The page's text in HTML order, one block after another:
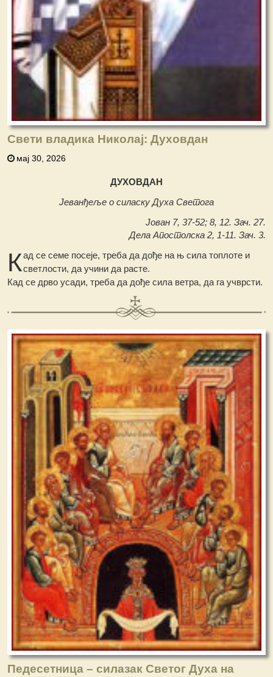
Свети владика Николај: Духовдан
мај 30, 2026
ДУХОВДАН
Јеванђеље о силаску Духа Светога
Јован 7, 37-52; 8, 12. Зач. 27.
Дела Апостолска 2, 1-11. Зач. 3.
Кад се семе посеје, треба да дође на њ сила топлоте и
светлости, да учини да расте.
Кад се дрво усади, треба да дође сила ветра, да га учврсти.
Педесетница – силазак Светог Духа на